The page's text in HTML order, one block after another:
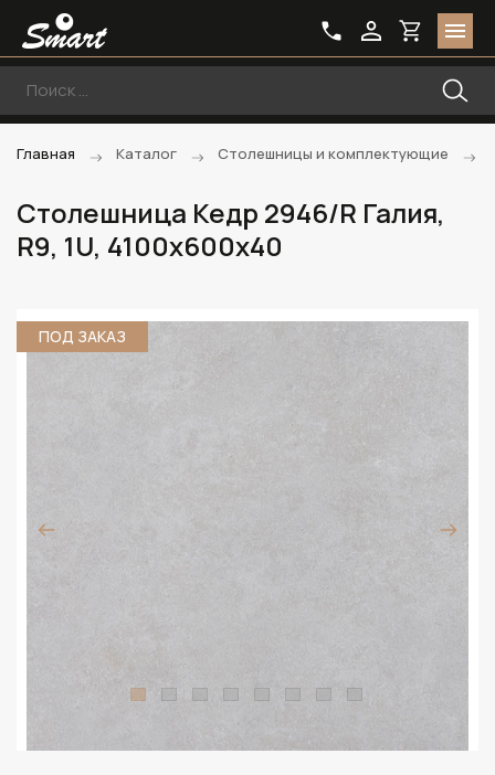
Главная Каталог Столешницы и комплектующие
Столешница Кедр 2946/R Галия,
R9, 1U, 4100х600х40
ПОД ЗАКАЗ